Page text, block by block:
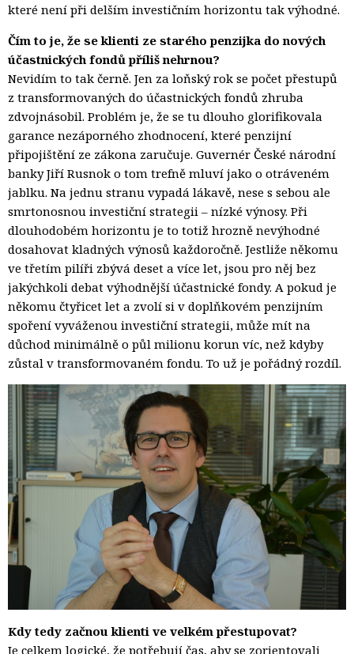
které není při delším investičním horizontu tak výhodné.
Čím to je, že se klienti ze starého penzijka do nových
účastnických fondů příliš nehrnou?
Nevidím to tak černě. Jen za loňský rok se počet přestupů
z transformovaných do účastnických fondů zhruba
zdvojnásobil. Problém je, že se tu dlouho glorifikovala
garance nezáporného zhodnocení, které penzijní
připojištění ze zákona zaručuje. Guvernér České národní
banky Jiří Rusnok o tom trefně mluví jako o otráveném
jablku. Na jednu stranu vypadá lákavě, nese s sebou ale
smrtonosnou investiční strategii – nízké výnosy. Při
dlouhodobém horizontu je to totiž hrozně nevýhodné
dosahovat kladných výnosů každoročně. Jestliže někomu
ve třetím pilíři zbývá deset a více let, jsou pro něj bez
jakýchkoli debat výhodnější účastnické fondy. A pokud je
někomu čtyřicet let a zvolí si v doplňkovém penzijním
spoření vyváženou investiční strategii, může mít na
důchod minimálně o půl milionu korun víc, než kdyby
zůstal v transformovaném fondu. To už je pořádný rozdíl.
Kdy tedy začnou klienti ve velkém přestupovat?
Je celkem logické, že potřebují čas, aby se zorientovali